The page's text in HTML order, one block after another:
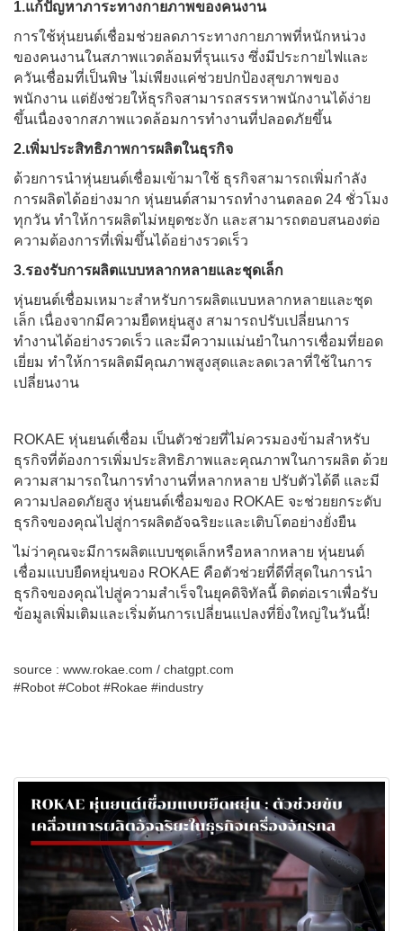
1.แก้ปัญหาภาระทางกายภาพของคนงาน
การใช้หุ่นยนต์เชื่อมช่วยลดภาระทางกายภาพที่หนักหน่วง
ของคนงานในสภาพแวดล้อมที่รุนแรง ซึ่งมีประกายไฟและ
ควันเชื่อมที่เป็นพิษ ไม่เพียงแค่ช่วยปกป้องสุขภาพของ
พนักงาน แต่ยังช่วยให้ธุรกิจสามารถสรรหาพนักงานได้ง่าย
ขึ้นเนื่องจากสภาพแวดล้อมการทำงานที่ปลอดภัยขึ้น
2.เพิ่มประสิทธิภาพการผลิตในธุรกิจ
ด้วยการนำหุ่นยนต์เชื่อมเข้ามาใช้ ธุรกิจสามารถเพิ่มกำลัง
การผลิตได้อย่างมาก หุ่นยนต์สามารถทำงานตลอด 24 ชั่วโมง
ทุกวัน ทำให้การผลิตไม่หยุดชะงัก และสามารถตอบสนองต่อ
ความต้องการที่เพิ่มขึ้นได้อย่างรวดเร็ว
3.รองรับการผลิตแบบหลากหลายและชุดเล็ก
หุ่นยนต์เชื่อมเหมาะสำหรับการผลิตแบบหลากหลายและชุด
เล็ก เนื่องจากมีความยืดหยุ่นสูง สามารถปรับเปลี่ยนการ
ทำงานได้อย่างรวดเร็ว และมีความแม่นยำในการเชื่อมที่ยอด
เยี่ยม ทำให้การผลิตมีคุณภาพสูงสุดและลดเวลาที่ใช้ในการ
เปลี่ยนงาน
ROKAE หุ่นยนต์เชื่อม เป็นตัวช่วยที่ไม่ควรมองข้ามสำหรับ
ธุรกิจที่ต้องการเพิ่มประสิทธิภาพและคุณภาพในการผลิต ด้วย
ความสามารถในการทำงานที่หลากหลาย ปรับตัวได้ดี และมี
ความปลอดภัยสูง หุ่นยนต์เชื่อมของ ROKAE จะช่วยยกระดับ
ธุรกิจของคุณไปสู่การผลิตอัจฉริยะและเติบโตอย่างยั่งยืน
ไม่ว่าคุณจะมีการผลิตแบบชุดเล็กหรือหลากหลาย หุ่นยนต์
เชื่อมแบบยืดหยุ่นของ ROKAE คือตัวช่วยที่ดีที่สุดในการนำ
ธุรกิจของคุณไปสู่ความสำเร็จในยุคดิจิทัลนี้ ติดต่อเราเพื่อรับ
ข้อมูลเพิ่มเติมและเริ่มต้นการเปลี่ยนแปลงที่ยิ่งใหญ่ในวันนี้!
source : www.rokae.com / chatgpt.com
#Robot #Cobot #Rokae #industry